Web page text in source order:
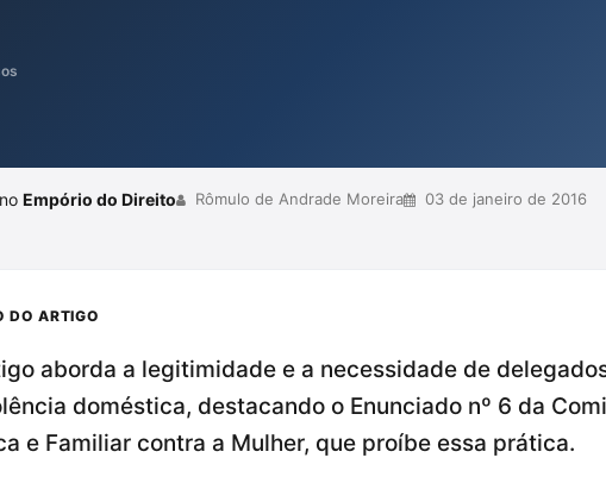
para legislar sobre Direito Penal. Ele enfatiza que a
pelo delegado, independentemente das
Empório do Direito Rômulo de Andrade Moreira 03 de janeiro de 2016
DO ARTIGO
aborda a legitimidade e a necessidade de
doméstica, destacando o Enunciado nº 6 da
e Familiar contra a Mulher, que proíbe essa prática.